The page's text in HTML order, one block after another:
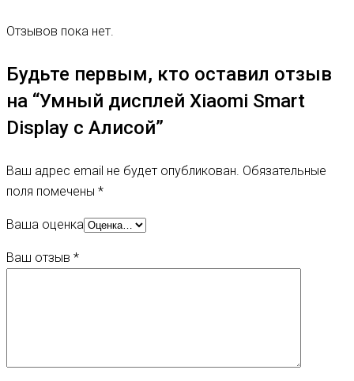
Отзывов пока нет.
Будьте первым, кто оставил отзыв
на “Умный дисплей Xiaomi Smart
Display с Алисой”
Ваш адрес email не будет опубликован. Обязательные
поля помечены *
Ваша оценка
Ваш отзыв *